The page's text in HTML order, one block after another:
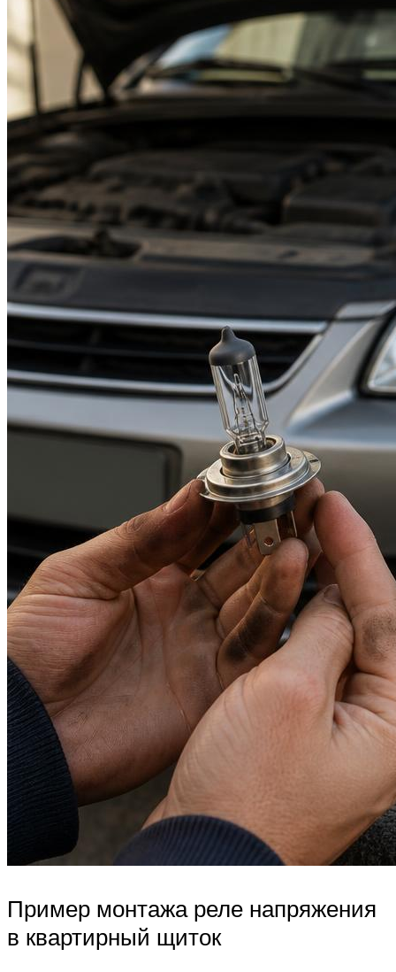
Пример монтажа реле напряжения
в квартирный щиток